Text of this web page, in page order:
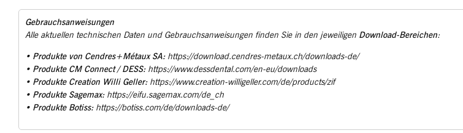
Gebrauchsanweisungen
Alle aktuellen technischen Daten und Gebrauchsanweisungen finden Sie in den jeweiligen Download-Bereichen:
• Produkte von Cendres+Métaux SA: https://download.cendres-metaux.ch/downloads-de/
• Produkte CM Connect / DESS: https://www.dessdental.com/en-eu/downloads
• Produkte Creation Willi Geller: https://www.creation-willigeller.com/de/products/zif
• Produkte Sagemax: https://eifu.sagemax.com/de_ch
• Produkte Botiss: https://botiss.com/de/downloads-de/